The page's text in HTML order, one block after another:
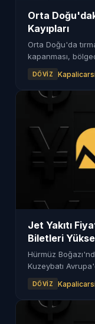
Orta
Kayıpları
Orta Doğu'da
kapanması,
DÖVIZ
Jet Yakıtı
Biletleri
Hürmüz
Kuzeybatı
DÖVIZ